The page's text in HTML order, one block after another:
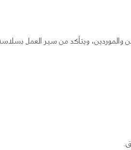
والموردين، ويتأكد من سير العمل